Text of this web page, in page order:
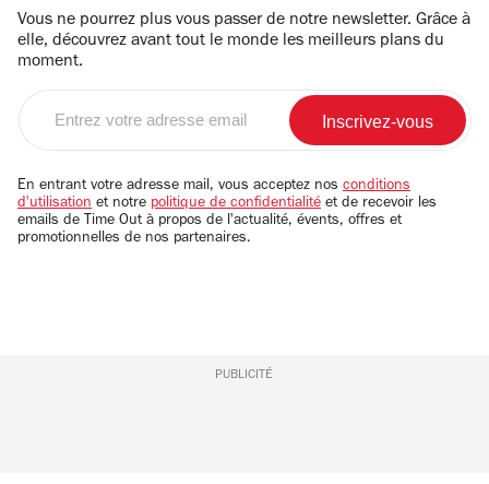
Vous ne pourrez plus vous passer de notre newsletter. Grâce à
elle, découvrez avant tout le monde les meilleurs plans du
moment.
email
En entrant votre adresse mail, vous acceptez nos conditions
d'utilisation et notre politique de confidentialité et de recevoir les
emails de Time Out à propos de l'actualité, évents, offres et
promotionnelles de nos partenaires.
PUBLICITÉ